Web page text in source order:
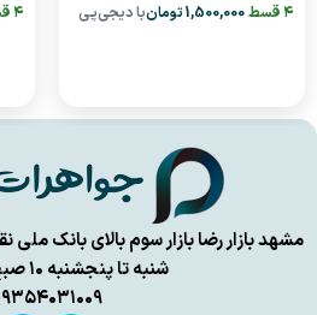
۴ قسط 1,500,000تومانبا دیجی‌پی ۴ قسط
مشهد بازار رضا بازار سوم بالای بانک ملی
شنبه تا پنجشنبه ۱۰ صبح تا ۹ شب